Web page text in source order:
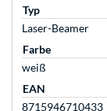
Typ
Laser-Beamer
Farbe
weiß
EAN
8715946710433